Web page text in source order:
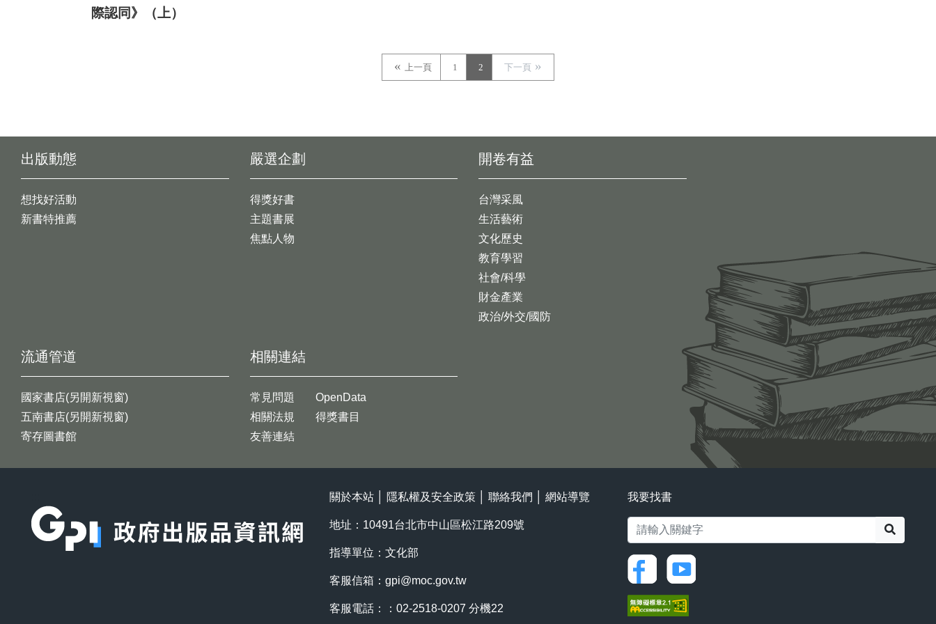
際認同》（上）
上一頁 1 2 下一頁
出版動態
想找好活動
新書特推薦
開卷有益
台灣采風
生活藝術
文化歷史
教育學習
社會/科學
財金產業
政治/外交/國防
嚴選企劃
得獎好書
主題書展
焦點人物
流通管道
國家書店(另開新視窗)
五南書店(另開新視窗)
寄存圖書館
相關連結
常見問題
相關法規
友善連結
OpenData
得獎書目
關於本站 隱私權及安全政策 聯絡我們 網站導覽
地址：10491台北市中山區松江路209號
指導單位：文化部
客服信箱： gpi@moc.gov.tw
客服電話：：02-2518-0207 分機22
我要找書